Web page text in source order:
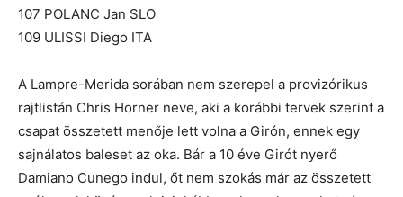
107 POLANC Jan SLO
109 ULISSI Diego ITA
A Lampre-Merida sorában nem szerepel a provizórikus
rajtlistán Chris Horner neve, aki a korábbi tervek szerint a
csapat összetett menője lett volna a Girón, ennek egy
sajnálatos baleset az oka. Bár a 10 éve Girót nyerő
Damiano Cunego indul, őt nem szokás már az összetett